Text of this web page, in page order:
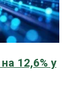
12,6% у